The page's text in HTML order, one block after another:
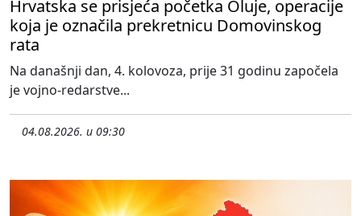
Hrvatska se prisjeća početka Oluje, operacije
koja je označila prekretnicu Domovinskog
rata
Na današnji dan, 4. kolovoza, prije 31 godinu započela
je vojno-redarstve...
04.08.2026. u 09:30